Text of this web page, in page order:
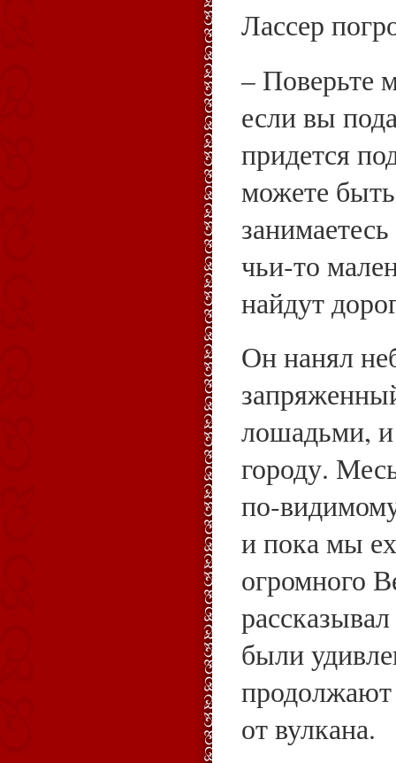
Лассер
– Поверьте
если вы
придется
можете
чьи‑то
найдут
Он нанял
лошадьми,
городу.
и пока мы
огромного
были
продолжают
от вулкана.